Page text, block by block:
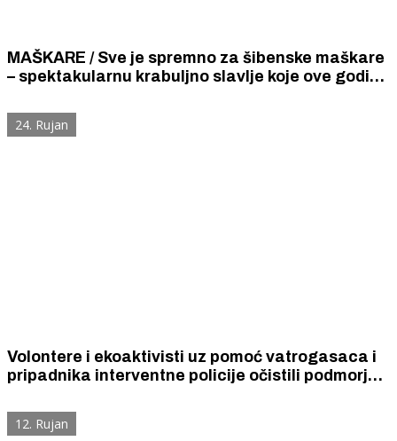
MAŠKARE / Sve je spremno za šibenske maškare
– spektakularnu krabuljno slavlje koje ove godine
Plesat će se od Baldekina do Doca.
24. Rujan
Volontere i ekoaktivisti uz pomoć vatrogasaca i
pripadnika interventne policije očistili podmorja
podviga i blagdana sv. Mihovila
12. Rujan